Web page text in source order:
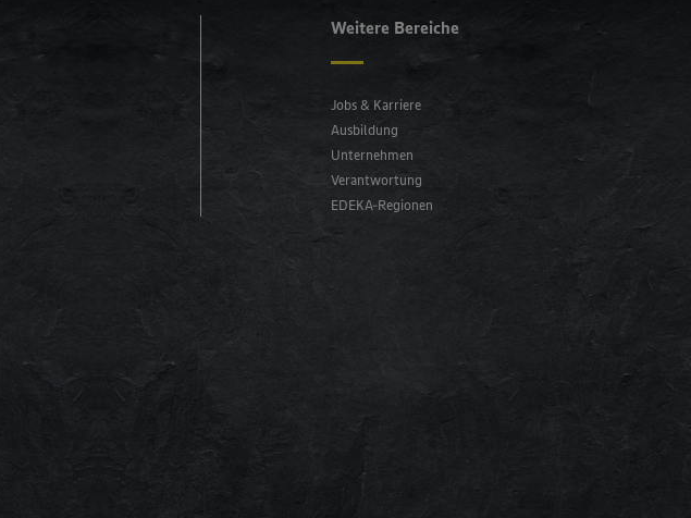
Weitere Bereiche
Jobs & Karriere
Ausbildung
Unternehmen
Verantwortung
EDEKA-Regionen